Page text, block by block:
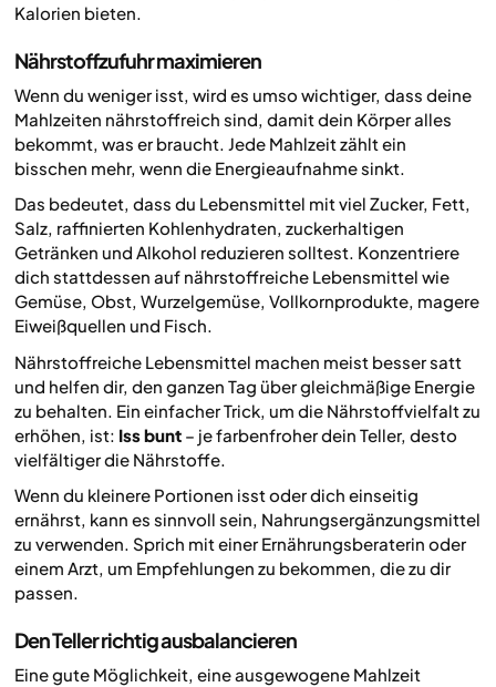
Kalorien bieten.
Nährstoffzufuhr maximieren
Wenn du weniger isst, wird es umso wichtiger, dass deine
Mahlzeiten nährstoffreich sind, damit dein Körper alles
bekommt, was er braucht. Jede Mahlzeit zählt ein
bisschen mehr, wenn die Energieaufnahme sinkt.
Das bedeutet, dass du Lebensmittel mit viel Zucker, Fett,
Salz, raffinierten Kohlenhydraten, zuckerhaltigen
Getränken und Alkohol reduzieren solltest. Konzentriere
dich stattdessen auf nährstoffreiche Lebensmittel wie
Gemüse, Obst, Wurzelgemüse, Vollkornprodukte, magere
Eiweißquellen und Fisch.
Nährstoffreiche Lebensmittel machen meist besser satt
und helfen dir, den ganzen Tag über gleichmäßige Energie
zu behalten. Ein einfacher Trick, um die Nährstoffvielfalt zu
erhöhen, ist: Iss bunt – je farbenfroher dein Teller, desto
vielfältiger die Nährstoffe.
Wenn du kleinere Portionen isst oder dich einseitig
ernährst, kann es sinnvoll sein, Nahrungsergänzungsmittel
zu verwenden. Sprich mit einer Ernährungsberaterin oder
einem Arzt, um Empfehlungen zu bekommen, die zu dir
passen.
Den Teller richtig ausbalancieren
Eine gute Möglichkeit, eine ausgewogene Mahlzeit